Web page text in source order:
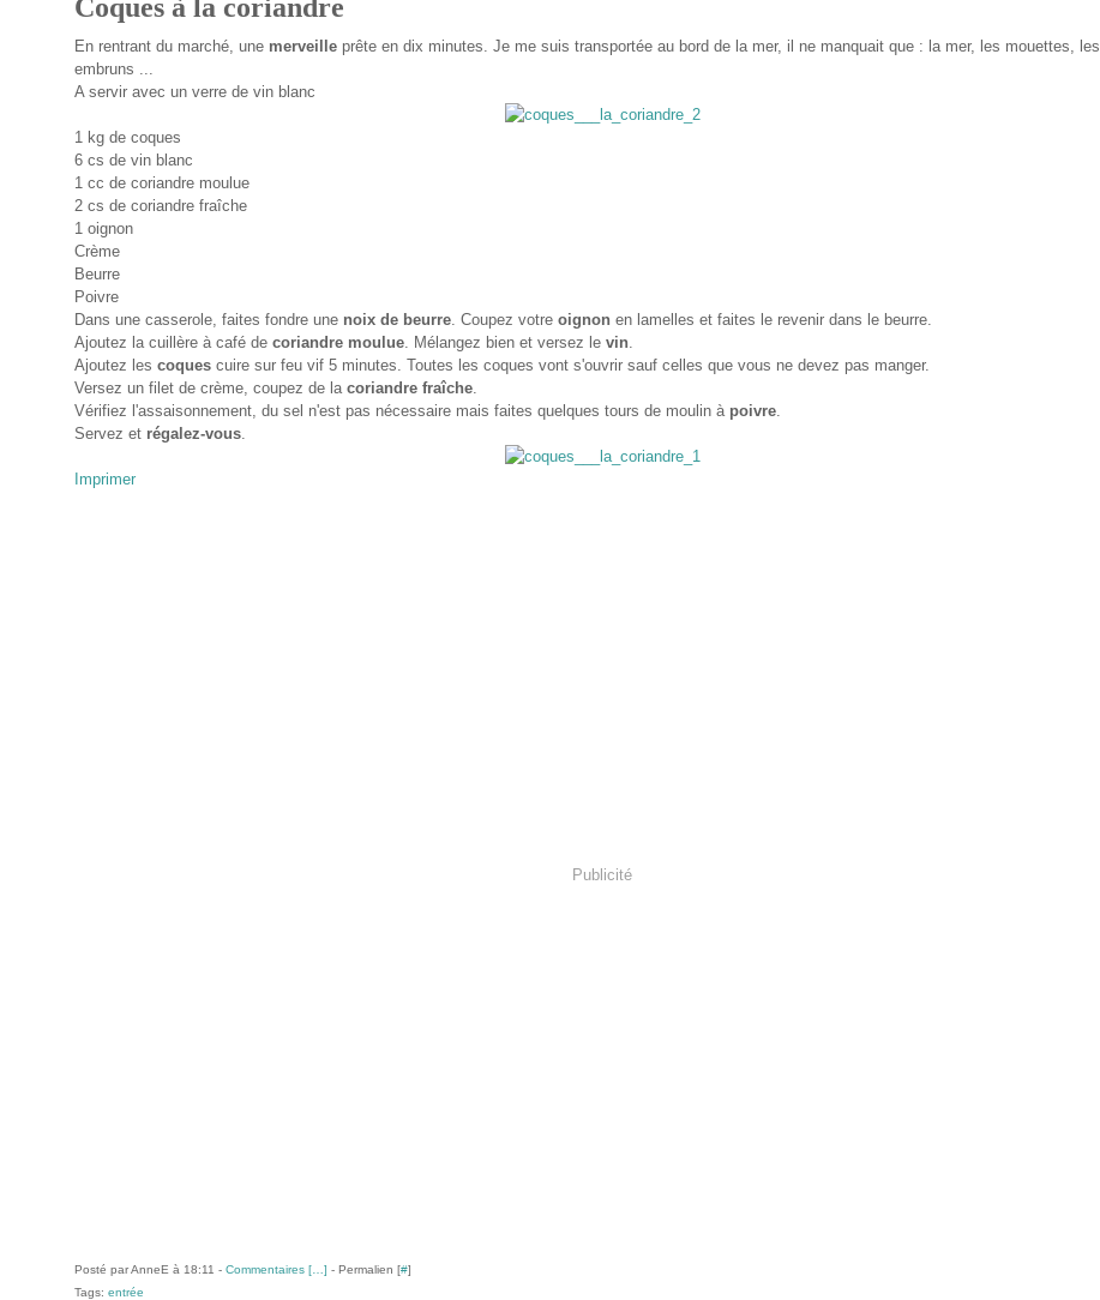
Coques à la coriandre
En rentrant du marché, une merveille prête en dix minutes. Je me suis transportée au bord de la mer, il ne manquait que : la mer, les mouettes, les
embruns ...
A servir avec un verre de vin blanc
1 kg de coques
6 cs de vin blanc
1 cc de coriandre moulue
2 cs de coriandre fraîche
1 oignon
Crème
Beurre
Poivre
Dans une casserole, faites fondre une noix de beurre. Coupez votre oignon en lamelles et faites le revenir dans le beurre.
Ajoutez la cuillère à café de coriandre moulue. Mélangez bien et versez le vin.
Ajoutez les coques cuire sur feu vif 5 minutes. Toutes les coques vont s'ouvrir sauf celles que vous ne devez pas manger.
Versez un filet de crème, coupez de la coriandre fraîche.
Vérifiez l'assaisonnement, du sel n'est pas nécessaire mais faites quelques tours de moulin à poivre.
Servez et régalez-vous.
Imprimer
Publicité
Posté par AnneE à 18:11 - Commentaires [ ] - Permalien [#]
Tags: entrée